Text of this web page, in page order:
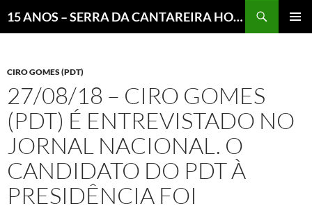
15 ANOS – SERRA DA CANTAREIRA HOJE E COTIDIANO DO BRASIL E DO MUNDO
CIRO GOMES (PDT)
27/08/18 – CIRO GOMES
(PDT) É ENTREVISTADO NO
JORNAL NACIONAL. O
CANDIDATO DO PDT À
PRESIDÊNCIA FOI